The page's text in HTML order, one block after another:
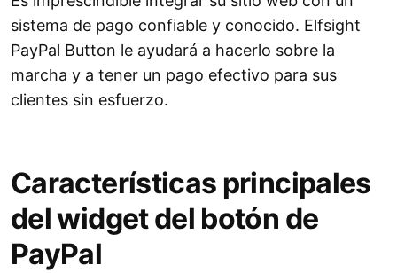
sistema de pago confiable y conocido. Elfsight
PayPal Button le ayudará a hacerlo sobre la
marcha y a tener un pago efectivo para sus
clientes sin esfuerzo.
Características principales
del widget del botón de
PayPal